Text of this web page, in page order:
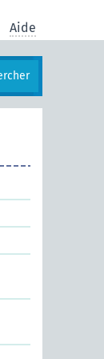
Aide